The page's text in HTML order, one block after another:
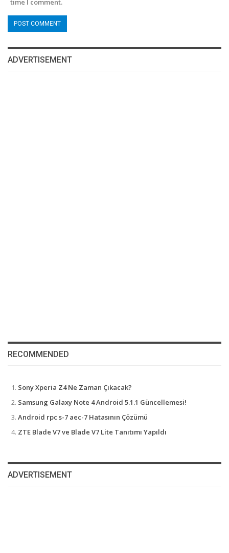
time I comment.
ADVERTISEMENT
RECOMMENDED
Sony Xperia Z4 Ne Zaman Çıkacak?
Samsung Galaxy Note 4 Android 5.1.1 Güncellemesi!
Android rpc s-7 aec-7 Hatasının Çözümü
ZTE Blade V7 ve Blade V7 Lite Tanıtımı Yapıldı
ADVERTISEMENT